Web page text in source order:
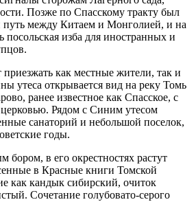
Позже по Спасскому тракту был
между Китаем и Монголией, и на
посольская изба для иностранных и
как местные жители, так и
утеса открывается вид на реку Томь
ранее известное как Спасское, с
Рядом с Синим утесом
санаторий и небольшой поселок,
годы.
бором, в его окрестностях растут
в Красные книги Томской
как кандык сибирский, очиток
Сочетание голубовато-серого